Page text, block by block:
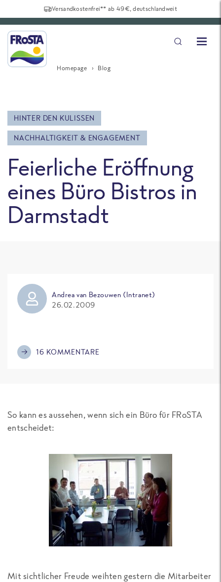
Versandkostenfrei** ab 49€, deutschlandweit
Homepage Blog
HINTER DEN KULISSEN
NACHHALTIGKEIT & ENGAGEMENT
Feierliche Eröffnung
eines Büro Bistros in
Darmstadt
Andrea van Bezouwen (Intranet)
26.02.2009
16 KOMMENTARE
So kann es aussehen, wenn sich ein Büro für FRoSTA
entscheidet:
Mit sichtlicher Freude weihten gestern die Mitarbeiter